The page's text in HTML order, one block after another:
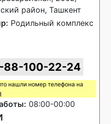
район, Ташкент
Родильный комплекс
88-100-22-24
нашли номер телефона на
08:00-00:00